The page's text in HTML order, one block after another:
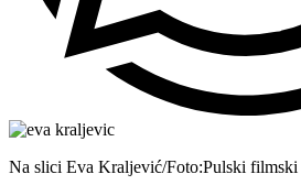
Na slici Eva Kraljević/Foto:Pulski